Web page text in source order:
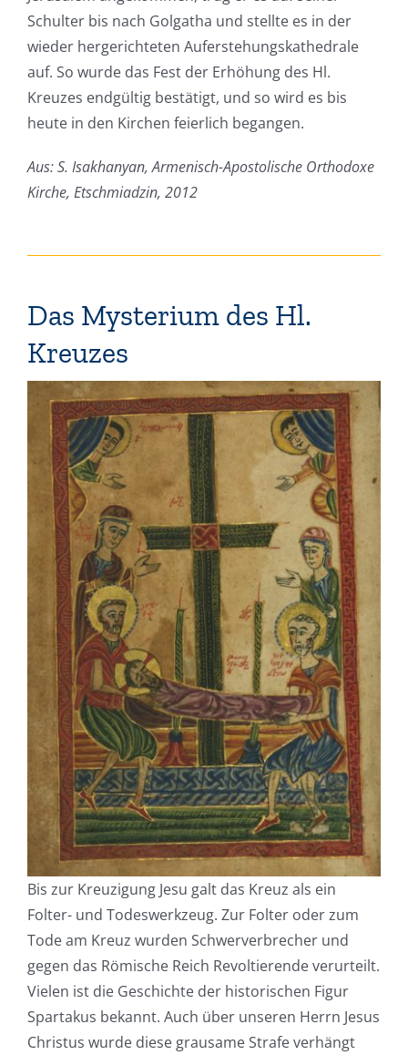
Schulter bis nach Golgatha und stellte es in der
wieder hergerichteten Auferstehungskathedrale
auf. So wurde das Fest der Erhöhung des Hl.
Kreuzes endgültig bestätigt, und so wird es bis
heute in den Kirchen feierlich begangen.
Aus: S. Isakhanyan, Armenisch-Apostolische Orthodoxe
Kirche, Etschmiadzin, 2012
Das Mysterium des Hl.
Kreuzes
Bis zur Kreuzigung Jesu galt das Kreuz als ein
Folter- und Todeswerkzeug. Zur Folter oder zum
Tode am Kreuz wurden Schwerverbrecher und
gegen das Römische Reich Revoltierende verurteilt.
Vielen ist die Geschichte der historischen Figur
Spartakus bekannt. Auch über unseren Herrn Jesus
Christus wurde diese grausame Strafe verhängt